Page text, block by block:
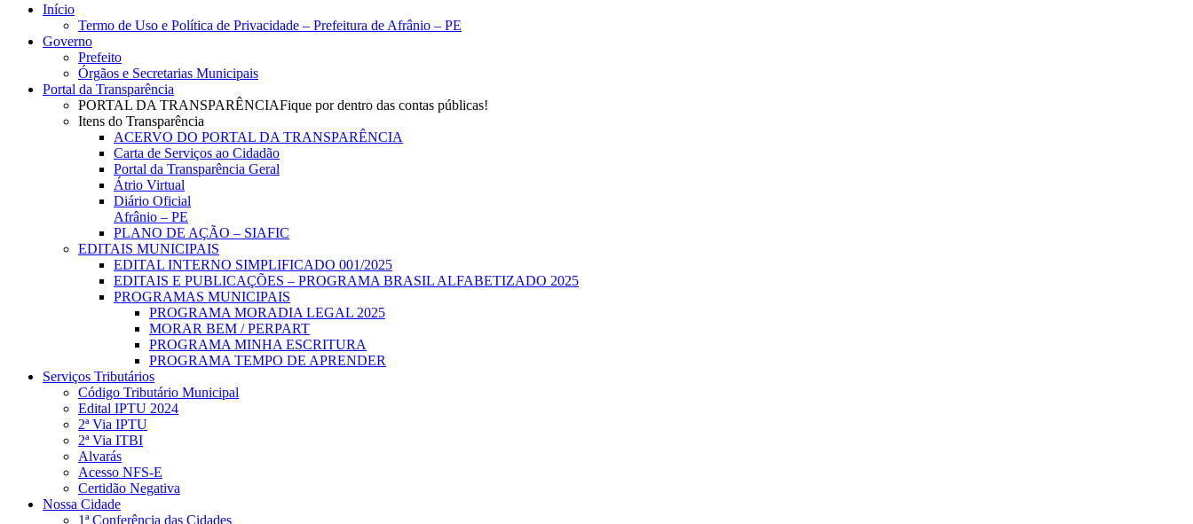
Close
Início
Termo de Uso e Política de Privacidade – Prefeitura de Afrânio – PE
Governo
Prefeito
Órgãos e Secretarias Municipais
Portal da Transparência
PORTAL DA TRANSPARÊNCIAFique por dentro das contas públicas!
Itens do Transparência
ACERVO DO PORTAL DA TRANSPARÊNCIA
Carta de Serviços ao Cidadão
Portal da Transparência Geral
Átrio Virtual
Diário Oficial
Afrânio – PE
PLANO DE AÇÃO – SIAFIC
EDITAIS MUNICIPAIS
EDITAL INTERNO SIMPLIFICADO 001/2025
EDITAIS E PUBLICAÇÕES – PROGRAMA BRASIL ALFABETIZADO 2025
PROGRAMAS MUNICIPAIS
PROGRAMA MORADIA LEGAL 2025
MORAR BEM / PERPART
PROGRAMA MINHA ESCRITURA
PROGRAMA TEMPO DE APRENDER
Serviços Tributários
Código Tributário Municipal
Edital IPTU 2024
2ª Via IPTU
2ª Via ITBI
Alvarás
Acesso NFS-E
Certidão Negativa
Nossa Cidade
1ª Conferência das Cidades